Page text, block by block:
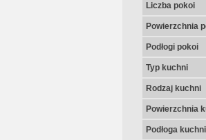
Liczba pokoi
Powierzchnia
Podłogi pokoi
Typ kuchni
Rodzaj kuchni
Powierzchnia
Podłoga kuchni